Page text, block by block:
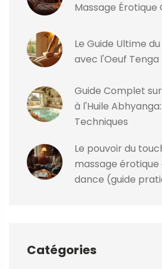
Massage Érotique
Le Guide Ultime
avec l'Oeuf Tenga
Guide Complet
à l'Huile
Techniques
Le pouvoir du
massage
dance (guide
Catégories